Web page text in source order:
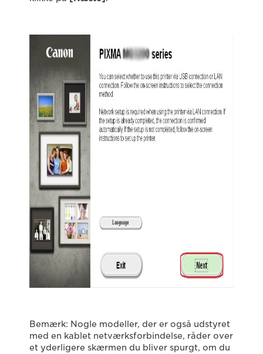
Bemærk: Nogle modeller, der er også udstyret
med en kablet netværksforbindelse, råder over
et yderligere skærmen du bliver spurgt, om du